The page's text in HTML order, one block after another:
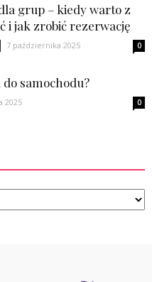
grup – kiedy warto z
i jak zrobić rezerwację
7 października 2025 0
samochodu?
2025 0